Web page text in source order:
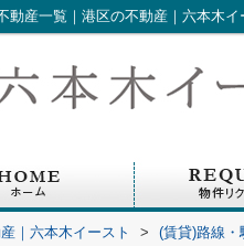
動産一覧｜港区の不動産｜六本木イ
｜六本木イースト > (賃貸)路線・